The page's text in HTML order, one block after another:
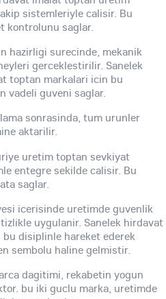
sistemleriyle calisir. Bu
kontrolunu saglar.
hazirligi surecinde, mekanik
gerceklestirilir. Sanelek
toptan markalari icin bu
vadeli guveni saglar.
sonrasinda, tum urunler
aktarilir.
uretim toptan sevkiyat
entegre sekilde calisir. Bu
saglar.
icerisinde uretimde guvenlik
uygulanir. Sanelek hirdavat
disiplinle hareket ederek
sembolu haline gelmistir.
dagitimi, rekabetin yogun
bu iki guclu marka, uretimde